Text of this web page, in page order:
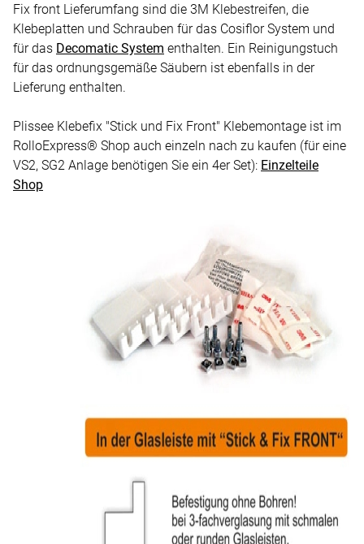
Fix front Lieferumfang sind die 3M Klebestreifen, die
Klebeplatten und Schrauben für das Cosiflor System und
für das Decomatic System enthalten. Ein Reinigungstuch
für das ordnungsgemäße Säubern ist ebenfalls in der
Lieferung enthalten.
Plissee Klebefix "Stick und Fix Front" Klebemontage ist im
RolloExpress® Shop auch einzeln nach zu kaufen (für eine
VS2, SG2 Anlage benötigen Sie ein 4er Set): Einzelteile
Shop